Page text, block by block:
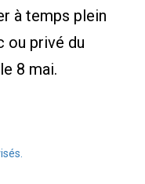
à temps plein
ou privé du
8 mai.